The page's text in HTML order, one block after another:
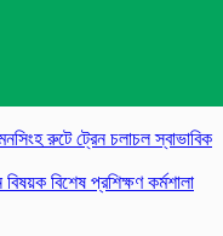
রুটে ট্রেন চলাচল স্বাভাবিক
বিশেষ প্রশিক্ষণ কর্মশালা